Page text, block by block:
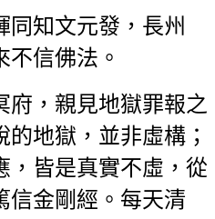
同知文元發，長州
不信佛法。
府，親見地獄罪報之
地獄，並非虛構；
，皆是真實不虛，從
信金剛經。每天清